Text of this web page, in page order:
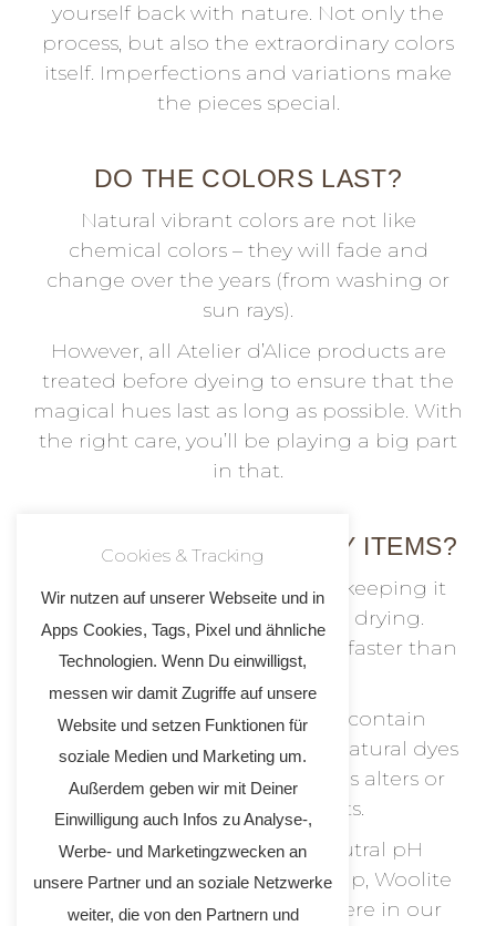
yourself back with nature. Not only the
process, but also the extraordinary colors
itself. Imperfections and variations make
the pieces special.
DO THE COLORS LAST?
Natural vibrant colors are not like
chemical colors – they will fade and
change over the years (from washing or
sun rays).
However, all Atelier d’Alice products are
treated before dyeing to ensure that the
magical hues last as long as possible. With
the right care, you’ll be playing a big part
in that.
HOW DO I CARE FOR MY ITEMS?
Protect your unique item by keeping it
out of direct sunlight while drying.
Sunlight fades natural shades faster than
chemical ones.
Most drugstore detergents contain
chemicals that are caustic to natural dyes
and have a high pH Level. This alters or
bleaches our products.
Therefore, use a gentle, neutral pH
detergent such as olive oil soap, Woolite
or silk detergent (available here in our
Cookies & Tracking
Wir nutzen auf unserer Webseite und in
Apps Cookies, Tags, Pixel und ähnliche
Technologien. Wenn Du einwilligst,
messen wir damit Zugriffe auf unsere
Website und setzen Funktionen für
soziale Medien und Marketing um.
Außerdem geben wir mit Deiner
Einwilligung auch Infos zu Analyse-,
Werbe- und Marketingzwecken an
unsere Partner und an soziale Netzwerke
weiter, die von den Partnern und